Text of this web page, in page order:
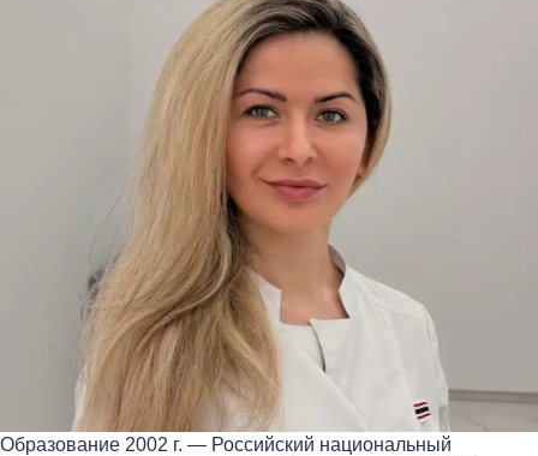
Образование 2002 г. — Российский национальный